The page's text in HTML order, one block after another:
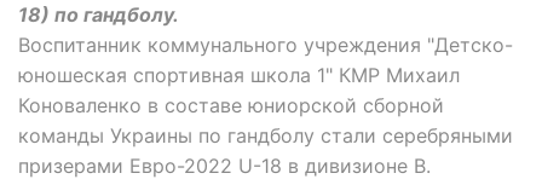
18) по гандболу.
Воспитанник коммунального учреждения "Детско-
юношеская спортивная школа 1" КМР Михаил
Коноваленко в составе юниорской сборной
команды Украины по гандболу стали серебряными
призерами Евро-2022 U-18 в дивизионе В.